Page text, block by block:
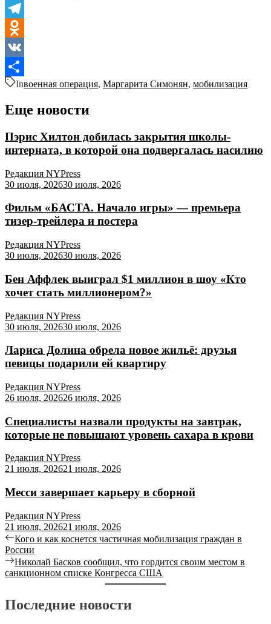
Telegram
Odnoklassniki
VK
Отправить
Inвоенная операция, Маргарита Симонян, мобилизация
Еще новости
Пэрис Хилтон добилась закрытия школы-
интерната, в которой она подвергалась насилию
Редакция NYPress
30 июля, 202630 июля, 2026
Фильм «БАСТА. Начало игры» — премьера
тизер-трейлера и постера
Редакция NYPress
30 июля, 202630 июля, 2026
Бен Аффлек выиграл $1 миллион в шоу «Кто
хочет стать миллионером?»
Редакция NYPress
30 июля, 202630 июля, 2026
Лариса Долина обрела новое жильё: друзья
певицы подарили ей квартиру
Редакция NYPress
26 июля, 202626 июля, 2026
Специалисты назвали продукты на завтрак,
которые не повышают уровень сахара в крови
Редакция NYPress
21 июля, 202621 июля, 2026
Месси завершает карьеру в сборной
Редакция NYPress
21 июля, 202621 июля, 2026
Кого и как коснется частичная мобилизация граждан в
России
Николай Басков сообщил, что гордится своим местом в
санкционном списке Конгресса США
Последние новости